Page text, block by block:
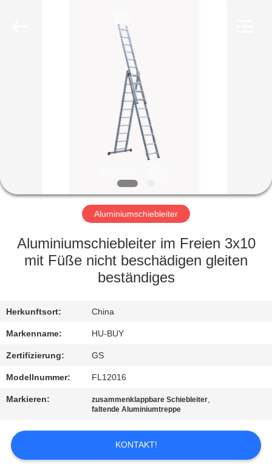
FABRIK-
AUSFLUG
QUALITÄTSKONTROLLE
SIE
MIT
UNS
IN
VERBINDUNG
FORDERN
SIE
Aluminiumschiebleiter
Aluminiumschiebleiter im Freien 3x10
mit Füße nicht beschädigen gleiten
beständiges
Herkunftsort: China
Markenname: HU-BUY
Zertifizierung: GS
Modellnummer: FL12016
Markieren: zusammenklappbare Schiebleiter,
faltende Aluminiumtreppe
KONTAKT!